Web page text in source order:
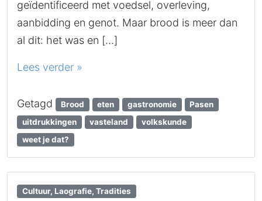
geïdentificeerd met voedsel, overleving,
aanbidding en genot. Maar brood is meer dan
al dit: het was en […]
Lees verder »
Getagd Brood eten gastronomie
Pasen
uitdrukkingen
vasteland
volkskunde
weet je dat?
Cultuur, Laografie, Tradities